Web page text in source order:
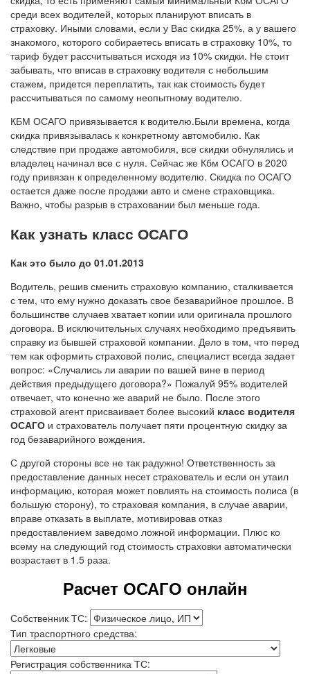
среди всех водителей, которых планируют вписать в
страховку. Иными словами, если у Вас скидка 25%, а у вашего
знакомого, которого собираетесь вписать в страховку 10%, то
тариф будет рассчитываться исходя из 10% скидки. Не стоит
забывать, что вписав в страховку водителя с небольшим
стажем, придется переплатить, так как стоимость будет
рассчитываться по самому неопытному водителю.
КБМ ОСАГО привязывается к водителю.Были времена, когда
скидка привязывалась к конкретному автомобилю. Как
следствие при продаже автомобиля, все скидки обнулялись и
владелец начинал все с нуля. Сейчас же Кбм ОСАГО в 2020
году привязан к определенному водителю. Скидка по ОСАГО
остается даже после продажи авто и смене страховщика.
Важно, чтобы разрыв в страховании был меньше года.
Как узнать класс ОСАГО
Как это было до 01.01.2013
Водитель, решив сменить страховую компанию, сталкивается
с тем, что ему нужно доказать свое безаварийное прошлое. В
большинстве случаев хватает копии или оригинала прошлого
договора. В исключительных случаях необходимо предъявить
справку из бывшей страховой компании. Дело в том, что перед
тем как оформить страховой полис, специалист всегда задает
вопрос: «Случались ли аварии по вашей вине в период
действия предыдущего договора?» Пожалуй 95% водителей
отвечает, что конечно же аварий не было. После этого
страховой агент присваивает более высокий класс водителя
ОСАГО и страхователь получает пяти процентную скидку за
год безаварийного вождения.
С другой стороны все не так радужно! Ответственность за
предоставление данных несет страхователь и если он утаил
информацию, которая может повлиять на стоимость полиса (в
большую сторону), то страховая компания, в случае аварии,
вправе отказать в выплате, мотивировав отказ
предоставлением заведомо ложной информации. Плюс ко
всему на следующий год стоимость страховки автоматически
возрастает в 1.5 раза.
Расчет ОСАГО онлайн
Собственник ТС:
Тип траспортного средства:
Регистрация собственника ТС: